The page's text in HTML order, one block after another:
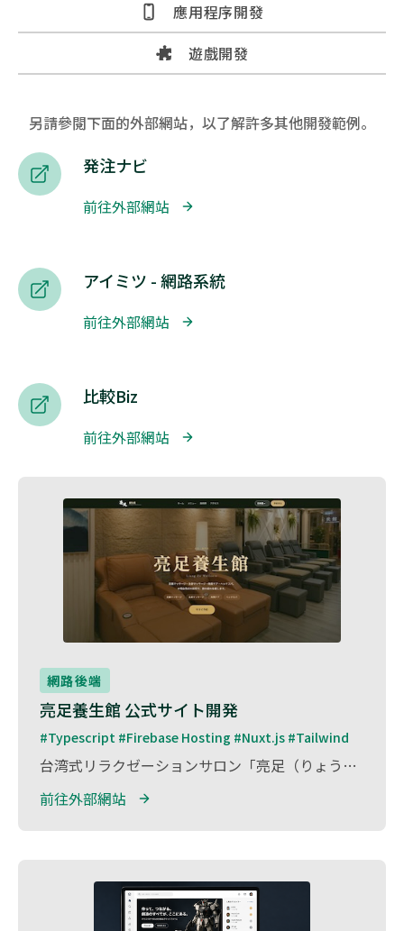
應用程序開發
遊戲開發
另請參閱下面的外部網站，以了解許多其他開發範例。
発注ナビ
前往外部網站
アイミツ - 網路系統
前往外部網站
比較Biz
前往外部網站
網路後端
亮足養生館 公式サイト開発
#Typescript #Firebase Hosting #Nuxt.js #Tailwind
台湾式リラクゼーションサロン「亮足（りょうそく）養生館」の公式サイト開発を担当しました。 繁体字・日本語・韓国語・英語に対応した多言語サイトとして構築し、訪台観光客を含む幅広いユーザーへ対応。 店舗情報や施術メニュー、料金案内を分かりやすく整理するとともに、オンライン予約機能を実装し、スムーズな来店導線を実現しました。 スマートフォン対応を含むUI/UX設計や、落ち着きと高級感を意識したデザインにより、店舗の世界観を表現しています。
前往外部網站